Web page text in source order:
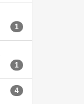
1
1
4